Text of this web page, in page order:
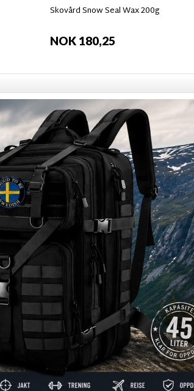
Skovård Snow Seal Wax 200g
NOK 180,25